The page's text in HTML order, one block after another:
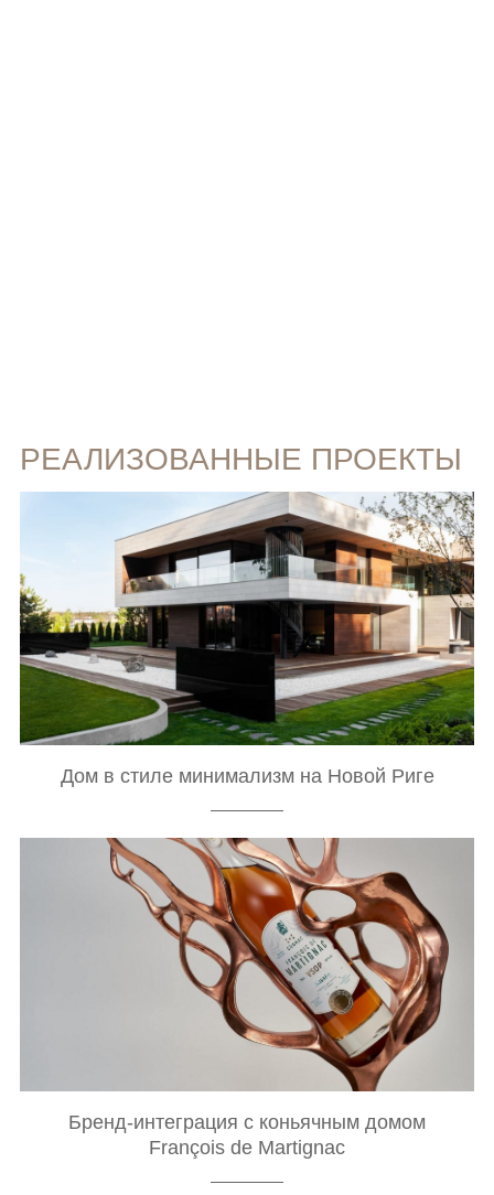
РЕАЛИЗОВАННЫЕ ПРОЕКТЫ
Дом в стиле минимализм на Новой Риге
Бренд-интеграция с коньячным домом
François de Martignac